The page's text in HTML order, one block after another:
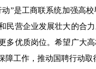
是工商联系统加强高校
民营企业发展壮大的合
多优质岗位。希望广大
障工作，推动国聘行动